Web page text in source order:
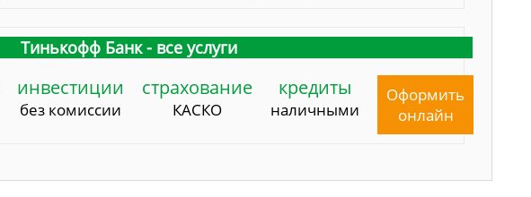
Тинькофф Банк - все услуги
инвестиции
без комиссии
страхование
КАСКО
кредиты
наличными
Оформить
онлайн